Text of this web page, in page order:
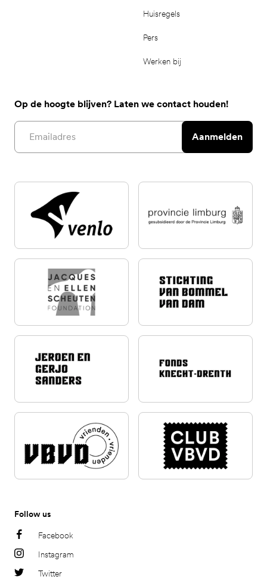
Huisregels
Pers
Werken bij
Op de hoogte blijven? Laten we contact houden!
Email address
Aanmelden
Follow us
Facebook
Instagram
Twitter